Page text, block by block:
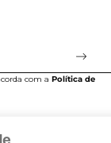
com a Política de